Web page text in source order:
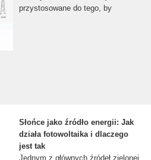
przystosowane do tego, by
Słońce jako źródło energii: Jak
działa fotowoltaika i dlaczego
jest tak
Jednym z głównych źródeł zielonej